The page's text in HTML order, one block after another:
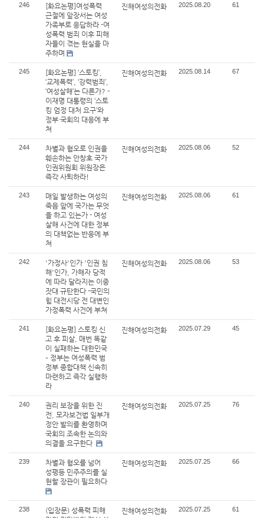
246
[화요논평]여성폭력
근절에 앞장서는 여성
가족부로 응답하라 -여
성폭력 범죄 이후 피해
자들이 겪는 현실을 마
주하며
진해여성의전화 2025.08.20 61
245
[화요논평] ‘스토킹’,
‘교제폭력’, ‘강력범죄’,
‘여성살해’는 다른가? -
이재명 대통령의 ‘스토
킹 엄정 대처 요구’와
정부·국회의 대응에 부
쳐
진해여성의전화 2025.08.14 67
244
차별과 혐오로 인권을
훼손하는 안창호 국가
인권위원회 위원장은
즉각 사퇴하라!
진해여성의전화 2025.08.06 52
243
매일 발생하는 여성의
죽음 앞에 국가는 무엇
을 하고 있는가 - 여성
살해 사건에 대한 정부
의 대책없는 반응에 부
쳐
진해여성의전화 2025.08.06 61
242
'가정사'인가 '인권 침
해'인가, 가해자 당적
에 따라 달라지는 이중
잣대 규탄한다 -국민의
힘 대전시당 전 대변인
가정폭력 사건에 부쳐
진해여성의전화 2025.08.06 53
241
[화요논평] 스토킹 신
고 후 피살, 매번 똑같
이 실패하는 대한민국
– 정부는 여성폭력 범
정부 종합대책 신속히
마련하고 즉각 실행하
라
진해여성의전화 2025.07.29 45
240
권리 보장을 위한 진
전, 모자보건법 일부개
정안 발의를 환영하며
국회의 조속한 논의와
의결을 요구한다
진해여성의전화 2025.07.25 76
239
차별과 혐오를 넘어
성평등 민주주의를 실
현할 장관이 필요하다
진해여성의전화 2025.07.25 66
238
(입장문) 성폭력 피해
진해여성의전화 2025.07.25 61